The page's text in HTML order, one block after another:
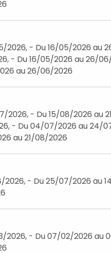
- Du 16/05/2026 au
- Du 16/05/2026 au 26/
au 26/06/2026
- Du 15/08/2026 au
- Du 04/07/2026 au 24/
au 21/08/2026
- Du 25/07/2026 au
2026, - Du 07/02/2026 au